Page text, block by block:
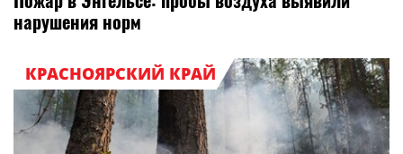
нарушения норм
КРАСНОЯРСКИЙ КРАЙ